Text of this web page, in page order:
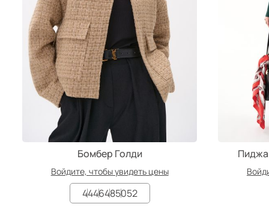
Бомбер Голди
Войдите, чтобы увидеть цены
4446485052